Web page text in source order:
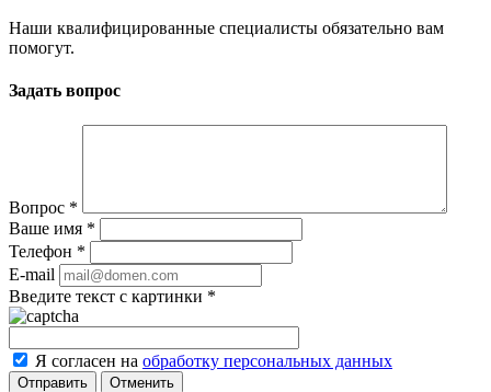
Наши квалифицированные специалисты обязательно вам
помогут.
Задать вопрос
Вопрос *
Ваше имя *
Телефон *
E-mail
Введите текст с картинки *
Я согласен на обработку персональных данных
Отменить